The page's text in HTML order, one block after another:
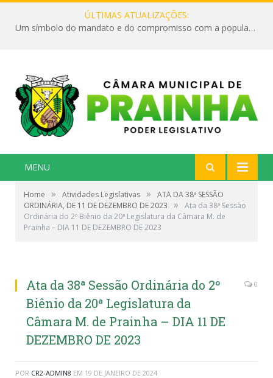
ÚLTIMAS ATUALIZAÇÕES:
Um símbolo do mandato e do compromisso com a população
MENU
Home » Atividades Legislativas »
ATA DA 38ª SESSÃO
ORDINÁRIA, DE 11 DE DEZEMBRO DE 2023
»
Ata da 38ª Sessão
Ordinária do 2º Biênio da 20ª Legislatura da Câmara M. de
Prainha – DIA 11 DE DEZEMBRO DE 2023
Ata da 38ª Sessão Ordinária do 2º
Biênio da 20ª Legislatura da
Câmara M. de Prainha – DIA 11 DE
DEZEMBRO DE 2023
0
POR CR2-ADMIN8 EM 19 DE JANEIRO DE 2024